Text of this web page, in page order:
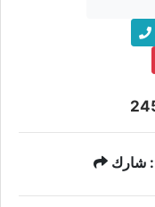
شارك :